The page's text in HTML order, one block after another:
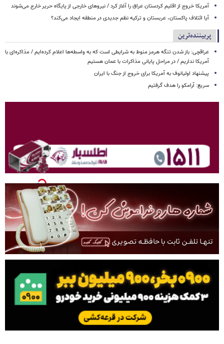
آمریکا خروج از اقلیم کردستان عراق را آغاز کرد / نیروهای خارجی از پایگاه حریر خارج می‌شوند
آیا ائتلاف پاکستان، عربستان و ترکیه نظم جدیدی در منطقه ایجاد می‌کند؟
پربیننده‌ترین
عراقچی: باز شدن تنگه هرمز منوط به شرایطی است که به واسطه‌ها اعلام کرده‌ایم / مذاکره‌ای با
آمریکا نداریم / در مراحل پایانی مذاکرات با عمان هستیم
پیشنهاد اولیانوف به آمریکا برای خروج از جنگ با ایران
سریع: آرامکو را هدف گرفتیم